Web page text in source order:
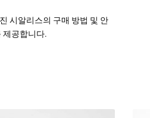
시알리스의 구매 방법 및 안
제공합니다.